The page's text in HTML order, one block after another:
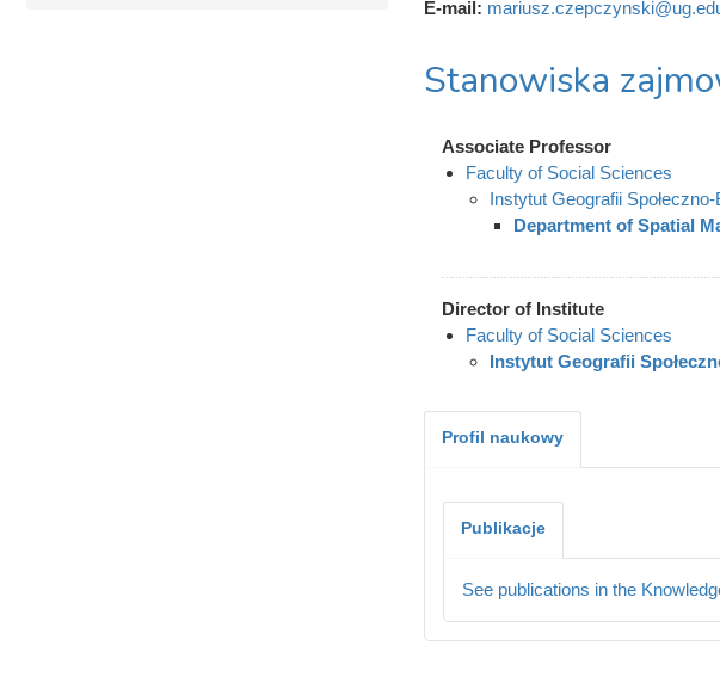
E-mail:
Stanowiska
Associate Professor
Faculty of Social Sciences
Instytut Geografii
Department of Spatial
Director of Institute
Faculty of Social Sciences
Instytut Geografii
Profil naukowy
Publikacje
See publications in the